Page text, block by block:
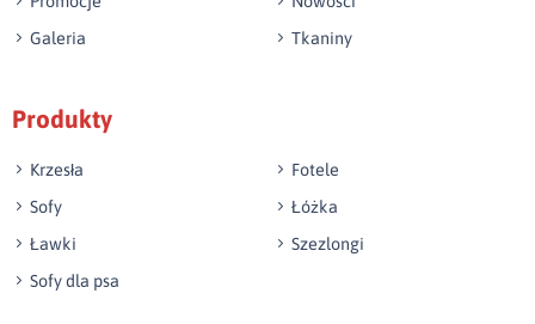
Galeria
Tkaniny
Produkty
Krzesła
Fotele
Sofy
Łóżka
Ławki
Szezlongi
Sofy dla psa